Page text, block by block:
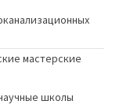
мастерские
школы